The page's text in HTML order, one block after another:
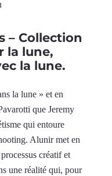
– Collection
la lune,
la lune.
la lune » et en
que Jeremy
qui entoure
Alunir met en
créatif et
une réalité qui, pour